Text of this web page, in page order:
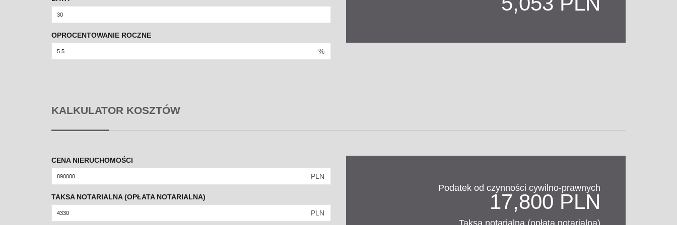
OPROCENTOWANIE ROCZNE
%
KALKULATOR KOSZTÓW
CENA NIERUCHOMOŚCI
PLN
TAKSA NOTARIALNA (OPŁATA NOTARIALNA)
PLN
Podatek od czynności cywilno-prawnych
17,800 PLN
Taksa notarialna (opłata notarialna)